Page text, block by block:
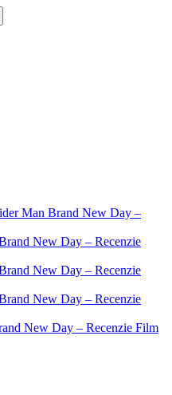
Man Brand New Day –
New Day – Recenzie
New Day – Recenzie
New Day – Recenzie
New Day – Recenzie Film